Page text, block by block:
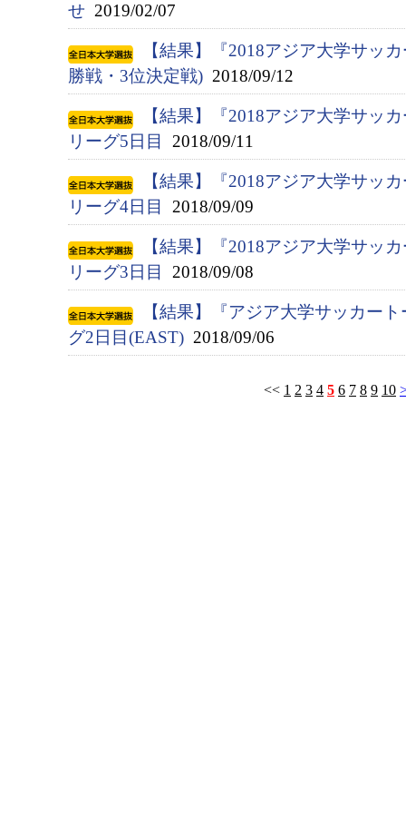
せ 2019/02/07
【結果】『2018アジア大学サッ
勝戦・3位決定戦) 2018/09/12
【結果】『2018アジア大学サッ
リーグ5日目
2018/09/11
【結果】『2018アジア大学サッ
リーグ4日目
2018/09/09
【結果】『2018アジア大学サッ
リーグ3日目
2018/09/08
【結果】『アジア大学サッカー
グ2日目(EAST) 2018/09/06
<< 1 2 3 4 5 6 7 8 9 10